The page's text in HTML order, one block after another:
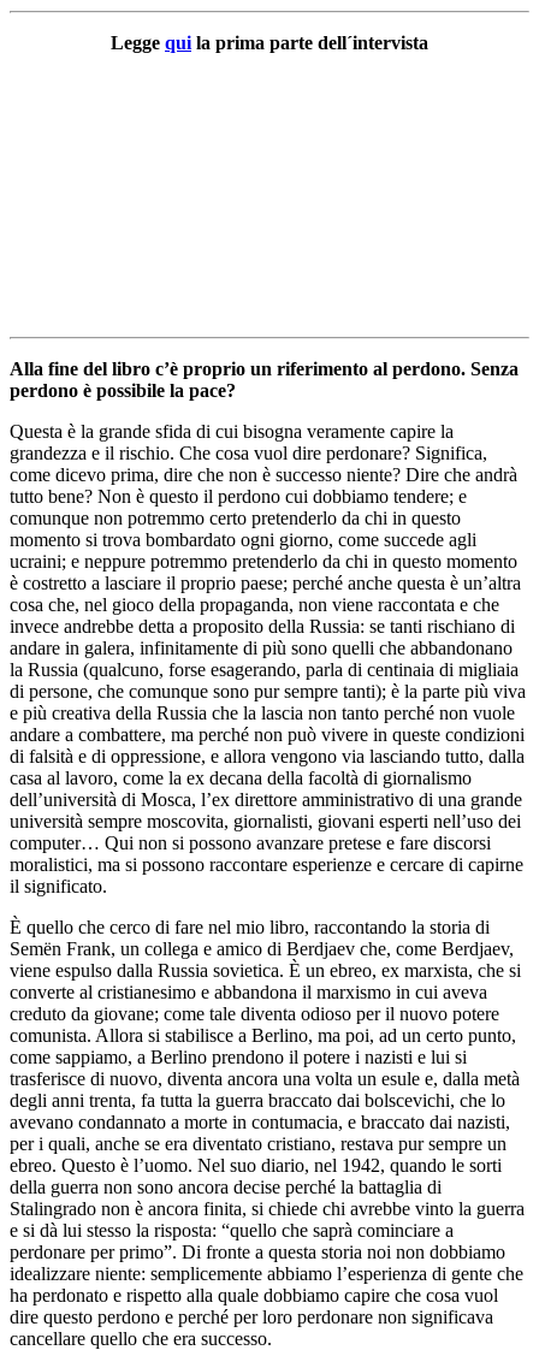
Legge qui la prima parte dell´intervista
Alla fine del libro c’è proprio un riferimento al perdono. Senza
perdono è possibile la pace?
Questa è la grande sfida di cui bisogna veramente capire la
grandezza e il rischio. Che cosa vuol dire perdonare? Significa,
come dicevo prima, dire che non è successo niente? Dire che andrà
tutto bene? Non è questo il perdono cui dobbiamo tendere; e
comunque non potremmo certo pretenderlo da chi in questo
momento si trova bombardato ogni giorno, come succede agli
ucraini; e neppure potremmo pretenderlo da chi in questo momento
è costretto a lasciare il proprio paese; perché anche questa è un’altra
cosa che, nel gioco della propaganda, non viene raccontata e che
invece andrebbe detta a proposito della Russia: se tanti rischiano di
andare in galera, infinitamente di più sono quelli che abbandonano
la Russia (qualcuno, forse esagerando, parla di centinaia di migliaia
di persone, che comunque sono pur sempre tanti); è la parte più viva
e più creativa della Russia che la lascia non tanto perché non vuole
andare a combattere, ma perché non può vivere in queste condizioni
di falsità e di oppressione, e allora vengono via lasciando tutto, dalla
casa al lavoro, come la ex decana della facoltà di giornalismo
dell’università di Mosca, l’ex direttore amministrativo di una grande
università sempre moscovita, giornalisti, giovani esperti nell’uso dei
computer… Qui non si possono avanzare pretese e fare discorsi
moralistici, ma si possono raccontare esperienze e cercare di capirne
il significato.
È quello che cerco di fare nel mio libro, raccontando la storia di
Semën Frank, un collega e amico di Berdjaev che, come Berdjaev,
viene espulso dalla Russia sovietica. È un ebreo, ex marxista, che si
converte al cristianesimo e abbandona il marxismo in cui aveva
creduto da giovane; come tale diventa odioso per il nuovo potere
comunista. Allora si stabilisce a Berlino, ma poi, ad un certo punto,
come sappiamo, a Berlino prendono il potere i nazisti e lui si
trasferisce di nuovo, diventa ancora una volta un esule e, dalla metà
degli anni trenta, fa tutta la guerra braccato dai bolscevichi, che lo
avevano condannato a morte in contumacia, e braccato dai nazisti,
per i quali, anche se era diventato cristiano, restava pur sempre un
ebreo. Questo è l’uomo. Nel suo diario, nel 1942, quando le sorti
della guerra non sono ancora decise perché la battaglia di
Stalingrado non è ancora finita, si chiede chi avrebbe vinto la guerra
e si dà lui stesso la risposta: “quello che saprà cominciare a
perdonare per primo”. Di fronte a questa storia noi non dobbiamo
idealizzare niente: semplicemente abbiamo l’esperienza di gente che
ha perdonato e rispetto alla quale dobbiamo capire che cosa vuol
dire questo perdono e perché per loro perdonare non significava
cancellare quello che era successo.